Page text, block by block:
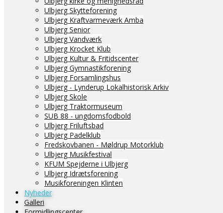
Ulbjerg Skytteforening
Ulbjerg Kraftvarmeværk Amba
Ulbjerg Senior
Ulbjerg Vandværk
Ulbjerg Krocket Klub
Ulbjerg Kultur & Fritidscenter
Ulbjerg Gymnastikforening
Ulbjerg Forsamlingshus
Ulbjerg - Lynderup Lokalhistorisk Arkiv
Ulbjerg Skole
Ulbjerg Traktormuseum
SUB 88 - ungdomsfodbold
Ulbjerg Friluftsbad
Ulbjerg Padelklub
Fredskovbanen - Møldrup Motorklub
Ulbjerg Musikfestival
KFUM Spejderne i Ulbjerg
Ulbjerg Idrætsforening
Musikforeningen Klinten
Nyheder
Galleri